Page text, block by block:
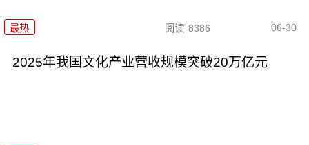
最热 阅读 8386 06-30
2025年我国文化产业营收规模突破20万亿元